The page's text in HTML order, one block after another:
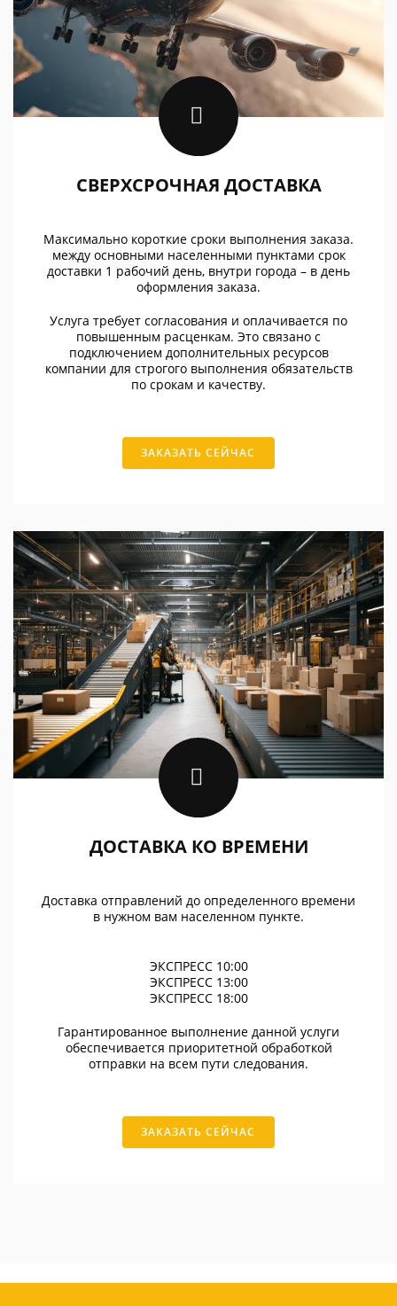
СВЕРХСРОЧНАЯ ДОСТАВКА
Максимально короткие сроки выполнения заказа.
между основными населенными пунктами срок
доставки 1 рабочий день, внутри города – в день
оформления заказа.
Услуга требует согласования и оплачивается по
повышенным расценкам. Это связано с
подключением дополнительных ресурсов
компании для строгого выполнения обязательств
по срокам и качеству.
ЗАКАЗАТЬ СЕЙЧАС
ДОСТАВКА КО ВРЕМЕНИ
Доставка отправлений до определенного времени
в нужном вам населенном пункте.
ЭКСПРЕСС 10:00
ЭКСПРЕСС 13:00
ЭКСПРЕСС 18:00
Гарантированное выполнение данной услуги
обеспечивается приоритетной обработкой
отправки на всем пути следования.
ЗАКАЗАТЬ СЕЙЧАС